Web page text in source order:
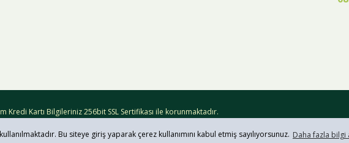
Bu siteye giriş yaparak çerez kullanımını kabul etmiş sayılıyorsunuz. Daha fazla bilgi
Kartı Bilgileriniz 256bit SSL Sertifikası ile korunmaktadır.